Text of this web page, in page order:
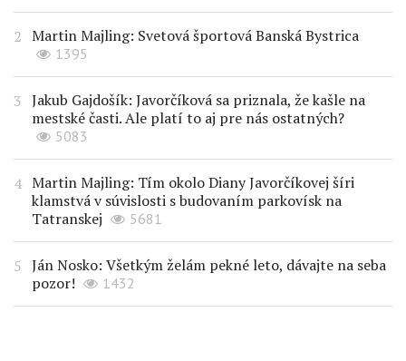
Martin Majling: Svetová športová Banská Bystrica
1395
Jakub Gajdošík: Javorčíková sa priznala, že kašle na
mestské časti. Ale platí to aj pre nás ostatných?
5083
Martin Majling: Tím okolo Diany Javorčíkovej šíri
klamstvá v súvislosti s budovaním parkovísk na
Tatranskej
5681
Ján Nosko: Všetkým želám pekné leto, dávajte na seba
pozor!
1432